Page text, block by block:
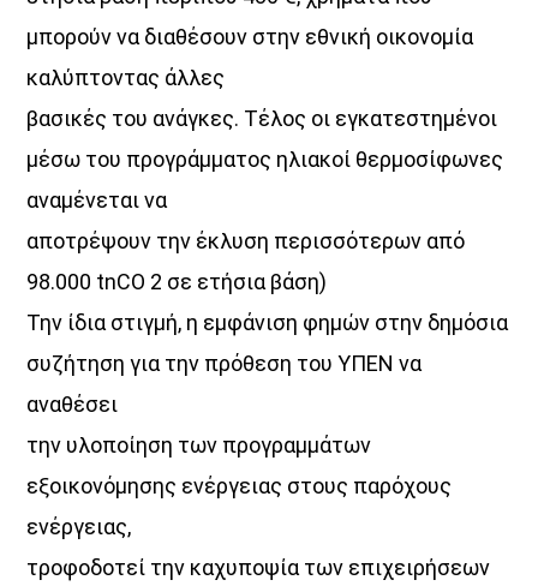
μπορούν να διαθέσουν στην εθνική οικονομία
καλύπτοντας άλλες
βασικές του ανάγκες. Τέλος οι εγκατεστημένοι
μέσω του προγράμματος ηλιακοί θερμοσίφωνες
αναμένεται να
αποτρέψουν την έκλυση περισσότερων από
98.000 tnCO 2 σε ετήσια βάση)
Την ίδια στιγμή, η εμφάνιση φημών στην δημόσια
συζήτηση για την πρόθεση του ΥΠΕΝ να
αναθέσει
την υλοποίηση των προγραμμάτων
εξοικονόμησης ενέργειας στους παρόχους
ενέργειας,
τροφοδοτεί την καχυποψία των επιχειρήσεων